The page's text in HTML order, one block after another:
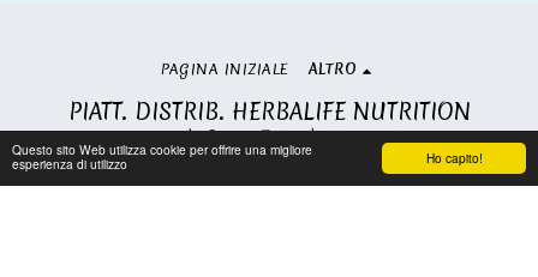
Ho capito!
Questo sito Web utilizza cookie per offrire una migliore
esperienza di utilizzo
PIATT. DISTRIB. HERBALIFE NUTRITION
Copyright © 2026 Tutti i diritti riservati
Condizioni|Privacy
PAGINA INIZIALE ALTRO